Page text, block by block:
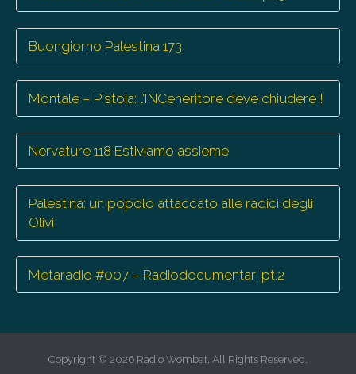
Buongiorno Palestina 173
Montale – Pistoia: l’INCeneritore deve chiudere !
Nervature 118 Estiviamo assieme
Palestina: un popolo attaccato alle radici degli
Olivi
Metaradio #007 – Radiodocumentari pt.2
Copyright © 2026 Radio Wombat. All Rights Reserved.